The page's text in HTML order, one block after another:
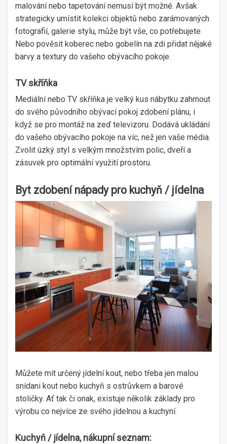
malování nebo tapetování nemusí být možné. Avšak
strategicky umístit kolekci objektů nebo zarámovaných
fotografií, galerie stylu, může být vše, co potřebujete.
Nebo pověsit koberec nebo gobelín na zdi přidat nějaké
barvy a textury do vašeho obývacího pokoje.
TV skříňka
Mediální nebo TV skříňka je velký kus nábytku zahrnout
do svého původního obývací pokoj zdobení plánu, i
když se pro montáž na zeď televizoru. Dodává ukládání
do vašeho obývacího pokoje na víc, než jen vaše média.
Zvolit úzký styl s velkým množstvím polic, dveří a
zásuvek pro optimální využití prostoru.
Byt zdobení nápady pro kuchyň / jídelna
Můžete mít určený jídelní kout, nebo třeba jen malou
snídani kout nebo kuchyň s ostrůvkem a barové
stoličky. Ať tak či onak, existuje několik základy pro
výrobu co nejvíce ze svého jídelnou a kuchyní.
Kuchyň / jídelna, nákupní seznam: